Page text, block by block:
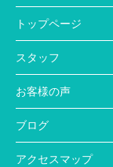
トップページ
スタッフ
お客様の声
ブログ
アクセスマップ